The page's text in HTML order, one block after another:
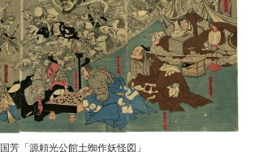
国芳「源頼光公館土蜘作妖怪図」